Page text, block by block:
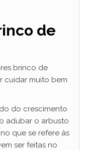
de
brinco de
cuidar muito bem
do crescimento
adubar o arbusto
que se refere às
ser feitas no